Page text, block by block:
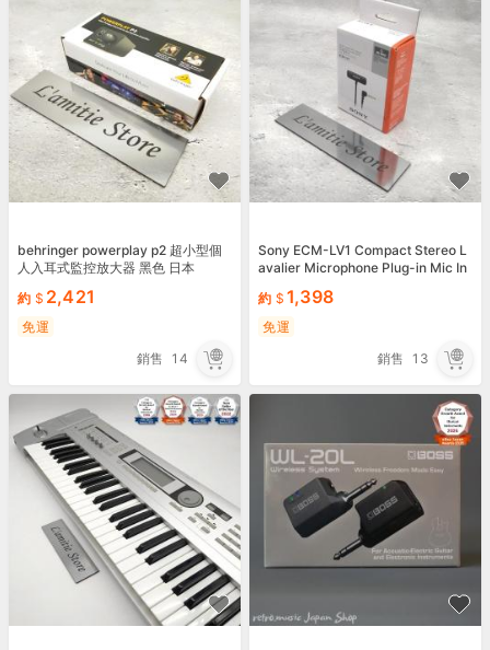
behringer powerplay p2 超小型個
人入耳式監控放大器 黑色 日本
約
2,421
免運
銷售 14
Sony ECM-LV1 Compact Stereo L
avalier Microphone Plug-in Mic In
約 1,398
免運
銷售 13